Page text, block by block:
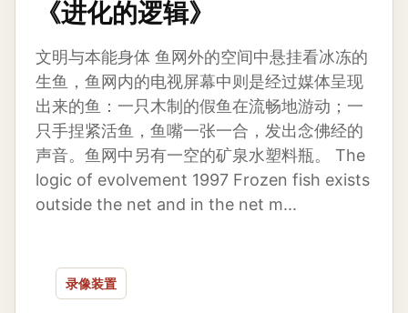
《进化的逻辑》
文明与本能身体 鱼网外的空间中悬挂看冰冻的
生鱼，鱼网内的电视屏幕中则是经过媒体呈现
出来的鱼：一只木制的假鱼在流畅地游动；一
只手捏紧活鱼，鱼嘴一张一合，发出念佛经的
声音。鱼网中另有一空的矿泉水塑料瓶。 The
logic of evolvement 1997 Frozen fish exists
outside the net and in the net m...
录像装置